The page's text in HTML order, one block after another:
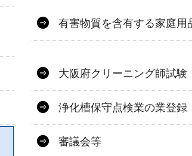
有害物質を含有する家庭用
大阪府クリーニング師試験
浄化槽保守点検業の業登録
審議会等